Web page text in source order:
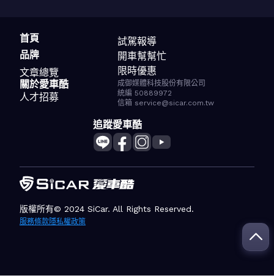
首頁
品牌
文章總覽
試駕報導
開車幫幫忙
限時優惠
關於愛車酷
人才招募
成御媒體科技股份有限公司
統編 50889972
信箱 service@sicar.com.tw
追蹤愛車酷
版權所有© 2024 SiCar. All Rights Reserved.
服務條款隱私權政策